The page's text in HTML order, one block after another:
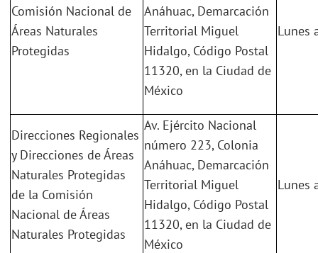
Comisión Nacional de
Áreas Naturales
Protegidas
Anáhuac, Demarcación
Territorial Miguel
Hidalgo, Código Postal
11320, en la Ciudad de
México
Lunes
Direcciones Regionales
y Direcciones de Áreas
Naturales Protegidas
de la Comisión
Nacional de Áreas
Naturales Protegidas
Av. Ejército Nacional
número 223, Colonia
Anáhuac, Demarcación
Territorial Miguel
Hidalgo, Código Postal
11320, en la Ciudad de
México
Lunes